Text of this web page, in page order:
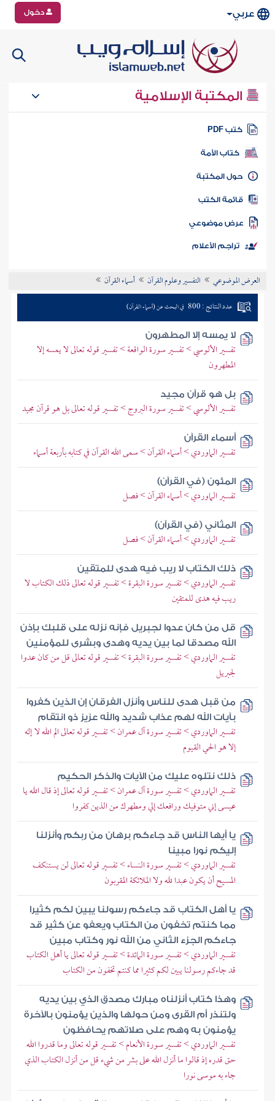
عربي دخول
المكتبة الإسلامية
كتب PDF
كتاب الأمة
المكتبة
الكتب
موضوعي
تراجم الأعلام
العرض الموضوعي التفسير وعلوم القرآن أسماء القرآن
عدد النتائج : 800 في البحث عن (أسماء القرآن)
لا يمسه إلا المطهرون
تفسير الألوسي > تفسير سورة الواقعة > تفسير قوله تعالى لا يمسه إلا
المطهرون
بل هو قرآن مجيد
تفسير الألوسي > تفسير سورة البروج > تفسير قوله تعالى بل هو قرآن مجيد
أسماء القرآن
تفسير الماوردي > أسماء القرآن > سمى الله القرآن في كتابه بأربعة أسماء
المئون (في القرآن)
تفسير الماوردي > أسماء القرآن > فصل
المثاني (في القرآن)
تفسير الماوردي > أسماء القرآن > فصل
ذلك الكتاب لا ريب فيه هدى للمتقين
تفسير الماوردي > تفسير سورة البقرة > تفسير قوله تعالى ذلك الكتاب لا
ريب فيه هدى للمتقين
قل من كان عدوا لجبريل فإنه نزله على قلبك بإذن
الله مصدقا لما بين يديه وهدى وبشرى للمؤمنين
تفسير الماوردي > تفسير سورة البقرة > تفسير قوله تعالى قل من كان عدوا
لجبريل
من قبل هدى للناس وأنزل الفرقان إن الذين كفروا
بآيات الله لهم عذاب شديد والله عزيز ذو انتقام
تفسير الماوردي > تفسير سورة آل عمران > تفسير قوله تعالى الم الله لا إله
إلا هو الحي القيوم
ذلك نتلوه عليك من الآيات والذكر الحكيم
تفسير الماوردي > تفسير سورة آل عمران > تفسير قوله تعالى إذ قال الله يا
عيسى إني متوفيك ورافعك إلي ومطهرك من الذين كفروا
يا أيها الناس قد جاءكم برهان من ربكم وأنزلنا
إليكم نورا مبينا
تفسير الماوردي > تفسير سورة النساء > تفسير قوله تعالى لن يستنكف
المسيح أن يكون عبدا لله ولا الملائكة المقربون
يا أهل الكتاب قد جاءكم رسولنا يبين لكم كثيرا
مما كنتم تخفون من الكتاب ويعفو عن كثير قد
جاءكم الجزء الثاني من الله نور وكتاب مبين
تفسير الماوردي > تفسير سورة المائدة > تفسير قوله تعالى يا أهل الكتاب
قد جاءكم رسولنا يبين لكم كثيرا مما كنتم تخفون من الكتاب
وهذا كتاب أنزلناه مبارك مصدق الذي بين يديه
ولتنذر أم القرى ومن حولها والذين يؤمنون بالآخرة
يؤمنون به وهم على صلاتهم يحافظون
تفسير الماوردي > تفسير سورة الأنعام > تفسير قوله تعالى وما قدروا الله
حق قدره إذ قالوا ما أنزل الله على بشر من شيء قل من أنزل الكتاب الذي
جاء به موسى نورا